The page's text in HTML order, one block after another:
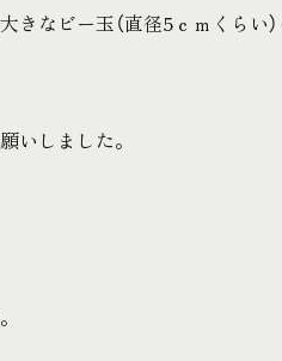
なビー玉（直径5ｃｍくらい）
いしました。